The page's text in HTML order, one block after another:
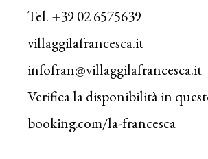
Tel. +39 02 6575639
villaggilafrancesca.it
infofran@villaggilafrancesca.it
Verifica la disponibilità in
booking.com/la-francesca